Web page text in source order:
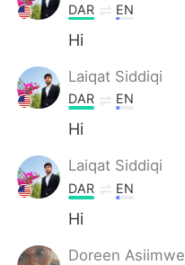
Deutsch
한국어
Indonesia
Türkçe
Português
DAR EN
Hi
Laiqat Siddiqi
DAR EN
Hi
Laiqat Siddiqi
DAR EN
Hi
Doreen Asiimwe